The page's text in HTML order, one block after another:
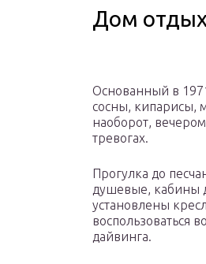
Дом
Основанный в
сосны, кипарисы,
наоборот,
тревогах.
Прогулка до
душевые, кабины
установлены
воспользоваться
дайвинга.